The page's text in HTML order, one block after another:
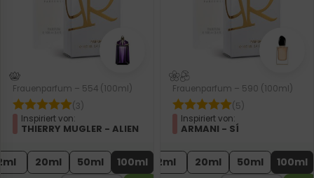
Frauenparfum – 554 (100ml)
(3)
Inspiriert von:
THIERRY MUGLER - ALIEN
20ml 50ml 100ml
Frauenparfum – 590 (100ml)
(5)
Inspiriert von:
ARMANI - SÍ
2ml 20ml 50ml 100ml